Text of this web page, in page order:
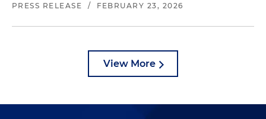
PRESS RELEASE / FEBRUARY 23, 2026
View More